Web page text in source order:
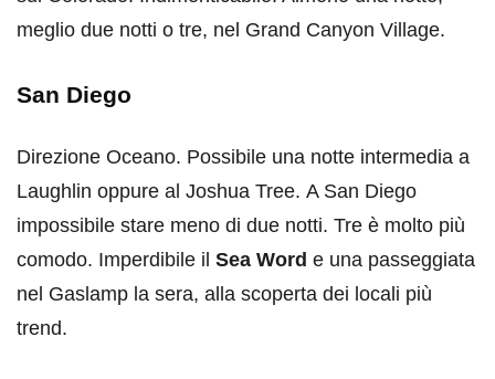
meglio due notti o tre, nel Grand Canyon Village.
San Diego
Direzione Oceano. Possibile una notte intermedia a
Laughlin oppure al Joshua Tree. A San Diego
impossibile stare meno di due notti. Tre è molto più
comodo. Imperdibile il Sea Word e una passeggiata
nel Gaslamp la sera, alla scoperta dei locali più
trend.